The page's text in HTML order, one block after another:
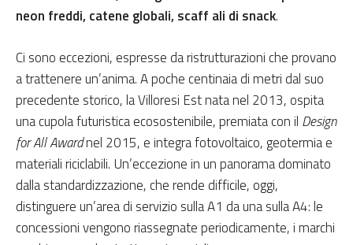
neon freddi, catene globali, scaff ali di snack.
Ci sono eccezioni, espresse da ristrutturazioni che provano
a trattenere un’anima. A poche centinaia di metri dal suo
precedente storico, la Villoresi Est nata nel 2013, ospita
una cupola futuristica ecosostenibile, premiata con il Design
for All Awardnel 2015, e integra fotovoltaico, geotermia e
materiali riciclabili. Un’eccezione in un panorama dominato
dalla standardizzazione, che rende difficile, oggi,
distinguere un’area di servizio sulla A1 da una sulla A4: le
concessioni vengono riassegnate periodicamente, i marchi